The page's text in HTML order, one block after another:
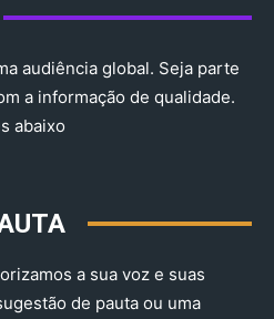
audiência global. Seja parte
a informação de qualidade.
abaixo
a sua voz e suas
de pauta ou uma